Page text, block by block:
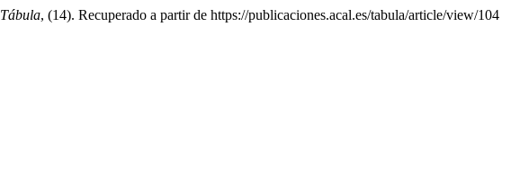
Tábula, (14). Recuperado a partir de https://publicaciones.acal.es/tabula/article/view/104